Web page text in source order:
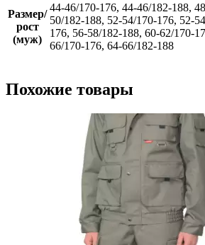
Размер/
рост
(муж)
44-46/170-176, 44-46/182-188,
50/182-188, 52-54/170-176, 52-
176, 56-58/182-188, 60-62/170-
66/170-176, 64-66/182-188
Похожие товары